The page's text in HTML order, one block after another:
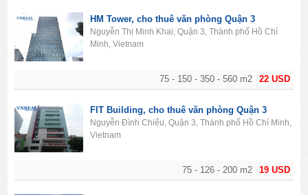
22 USD
75 - 150 - 350 - 560 m2
HM Tower, cho thuê văn phòng Quận 3
Nguyễn Thị Minh Khai, Quận 3, Thành phố Hồ Chí
Minh, Vietnam
19 USD
75 - 126 - 200 m2
FIT Building, cho thuê văn phòng Quận 3
Nguyễn Đình Chiểu, Quận 3, Thành phố Hồ Chí Minh,
Vietnam